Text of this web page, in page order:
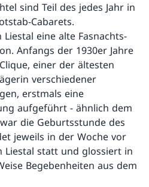
sind Teil des jedes Jahr in
Cabarets.
eine alte Fasnachts-
Anfangs der 1930er Jahre
einer der ältesten
verschiedener
erstmals eine
aufgeführt - ähnlich dem
die Geburtsstunde des
jeweils in der Woche vor
Liestal statt und glossiert in
Begebenheiten aus dem